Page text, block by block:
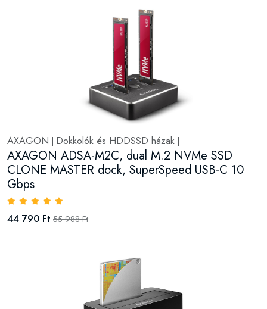
AXAGON Dokkolók és HDDSSD házak
AXAGON ADSA-M2C, dual M.2 NVMe SSD
CLONE MASTER dock, SuperSpeed USB-C 10
Gbps
44 790 Ft 55 988 Ft